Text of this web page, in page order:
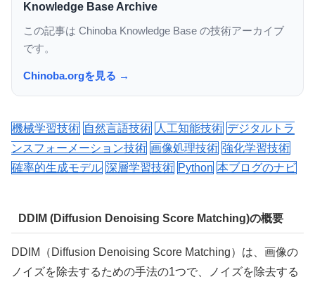
Knowledge Base Archive
この記事は Chinoba Knowledge Base の技術アーカイブ
です。
Chinoba.orgを見る →
機械学習技術 自然言語技術 人工知能技術 デジタルトラ
ンスフォーメーション技術 画像処理技術 強化学習技術
確率的生成モデル 深層学習技術 Python 本ブログのナビ
DDIM (Diffusion Denoising Score Matching)の概要
DDIM（Diffusion Denoising Score Matching）は、画像の
ノイズを除去するための手法の1つで、ノイズを除去する